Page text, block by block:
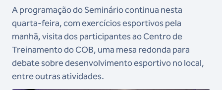
A programação do Seminário continua nesta
quarta-feira, com exercícios esportivos pela
manhã, visita dos participantes ao Centro de
Treinamento do COB, uma mesa redonda para
debate sobre desenvolvimento esportivo no local,
entre outras atividades.